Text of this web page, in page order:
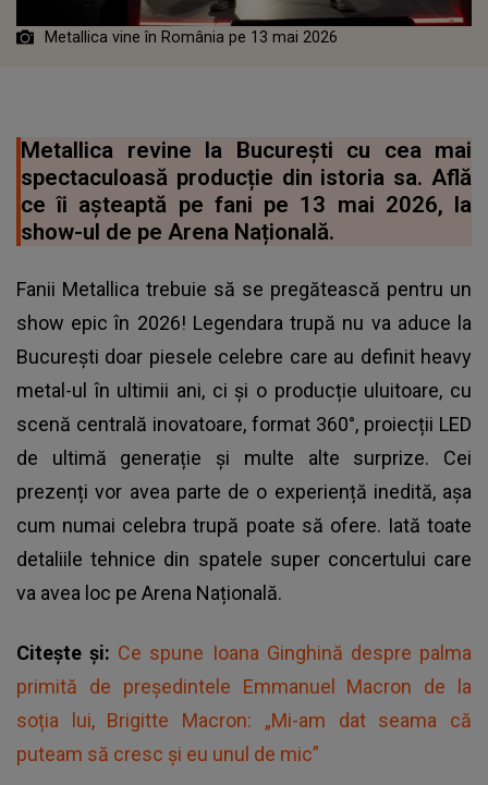
Metallica vine în România pe 13 mai 2026
Metallica revine la București cu cea mai
spectaculoasă producție din istoria sa. Află
ce îi așteaptă pe fani pe 13 mai 2026, la
show-ul de pe Arena Națională.
Fanii Metallica trebuie să se pregătească pentru un
show epic în 2026! Legendara trupă nu va aduce la
București doar piesele celebre care au definit heavy
metal-ul în ultimii ani, ci și o producție uluitoare, cu
scenă centrală inovatoare, format 360°, proiecții LED
de ultimă generație și multe alte surprize. Cei
prezenți vor avea parte de o experiență inedită, așa
cum numai celebra trupă poate să ofere. Iată toate
detaliile tehnice din spatele super concertului care
va avea loc pe Arena Națională.
Citește și: Ce spune Ioana Ginghină despre palma
primită de președintele Emmanuel Macron de la
soția lui, Brigitte Macron: „Mi-am dat seama că
puteam să cresc și eu unul de mic”